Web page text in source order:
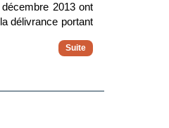
2013 ont
délivrance portant
portant une date
d'entrée dans